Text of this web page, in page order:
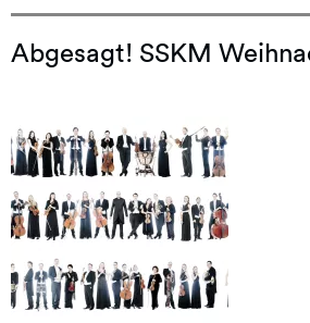
Abgesagt! SSKM